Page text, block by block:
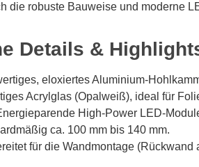
die robuste Bauweise und moderne
Details &
eloxiertes Aluminium-
Acrylglas (Opalweiß), ideal für
High-Power LED-
ca. 100 mm bis 140 mm.
für die Wandmontage